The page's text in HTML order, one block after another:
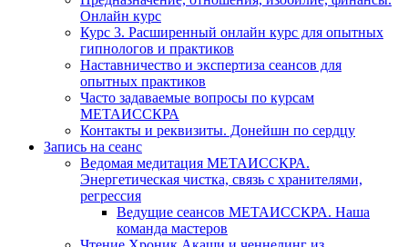
Онлайн курс
Курс 3. Расширенный онлайн курс для опытных
гипнологов и практиков
Наставничество и экспертиза сеансов для
опытных практиков
Часто задаваемые вопросы по курсам
МЕТАИССКРА
Контакты и реквизиты. Донейшн по сердцу
Запись на сеанс
Ведомая медитация МЕТАИССКРА.
Энергетическая чистка, связь с хранителями,
регрессия
Ведущие сеансов МЕТАИССКРА. Наша
команда мастеров